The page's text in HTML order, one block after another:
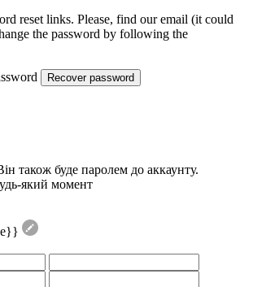
reset links. Please, find our email (it could
the password by following the
також буде паролем до аккаунту.
який момент